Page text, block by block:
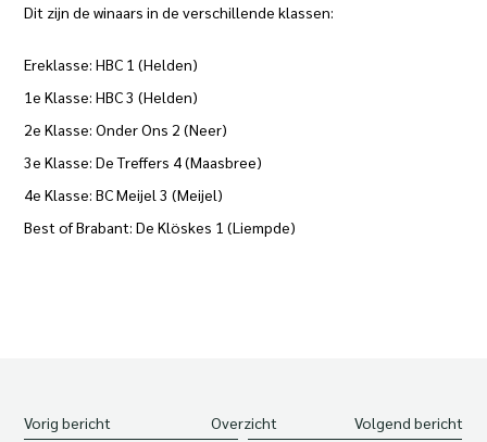
Dit zijn de winaars in de verschillende klassen:
Ereklasse: HBC 1 (Helden)
1e Klasse: HBC 3 (Helden)
2e Klasse: Onder Ons 2 (Neer)
3e Klasse: De Treffers 4 (Maasbree)
4e Klasse: BC Meijel 3 (Meijel)
Best of Brabant: De Klöskes 1 (Liempde)
Vorig bericht Overzicht Volgend bericht